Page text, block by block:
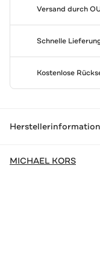
Versand durch
Schnelle
Kostenlose
MICHAEL KORS